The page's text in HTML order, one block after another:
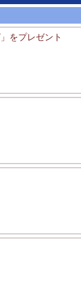
をプレゼント